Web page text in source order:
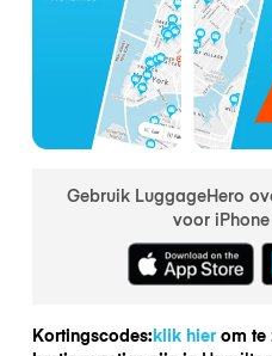
Gebruik LuggageHero
voor
Kortingscodes:klik hierom te